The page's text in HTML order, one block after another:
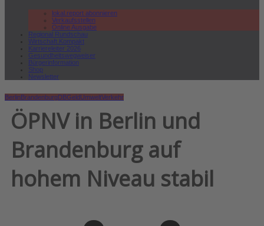
lokal.report abonnieren
Verkaufsstellen
Online Ausgabe
Regional Rundschau
Wirtschaft.Kompakt
Karriereleiter 2026
Gesundheitswegweiser
Bürgerinformation
Shop
Newsletter
BerlinBrandenburgDBGeldUmweltVerkehr
ÖPNV in Berlin und
Brandenburg auf
hohem Niveau stabil